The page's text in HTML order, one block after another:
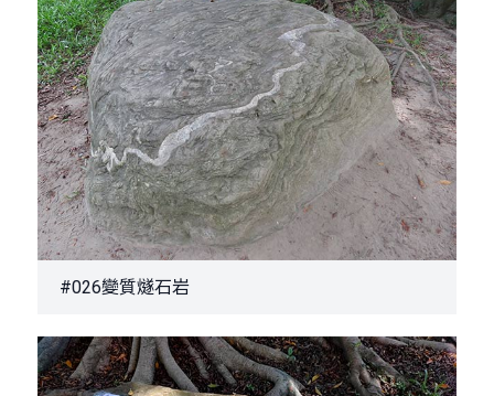
#026變質燧石岩